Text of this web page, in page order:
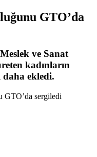
GTO’da
ve Sanat
kadınların
daha ekledi.